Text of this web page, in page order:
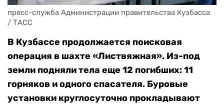
пресс-служба Администрации правительства Кузбасса
/ ТАСС
В Кузбассе продолжается поисковая
операция в шахте «Листвяжная». Из-под
земли подняли тела еще 12 погибших: 11
горняков и одного спасателя. Буровые
установки круглосуточно прокладывают